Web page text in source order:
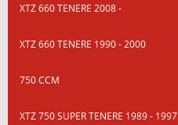
XTZ 660 TENERE 2008 -
XTZ 660 TENERE 1990 - 2000
750 CCM
XTZ 750 SUPER TENERE 1989 - 1997